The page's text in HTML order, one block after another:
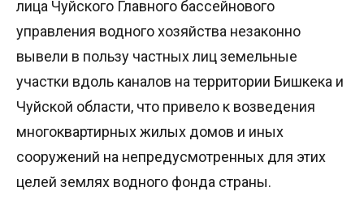
лица Чуйского Главного бассейнового
управления водного хозяйства незаконно
вывели в пользу частных лиц земельные
участки вдоль каналов на территории Бишкека и
Чуйской области, что привело к возведения
многоквартирных жилых домов и иных
сооружений на непредусмотренных для этих
целей землях водного фонда страны.